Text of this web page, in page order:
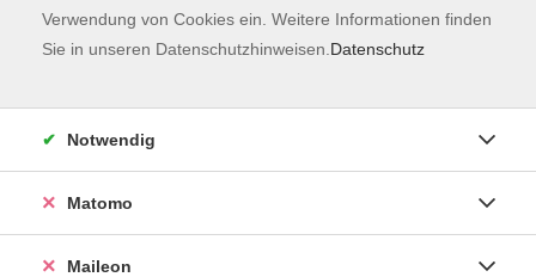
AGB
Datenschutzerklärung
Verwendung von Cookies ein. Weitere Informationen finden
Sie in unseren Datenschutzhinweisen. Datenschutz
Notwendig
Matomo
Maileon